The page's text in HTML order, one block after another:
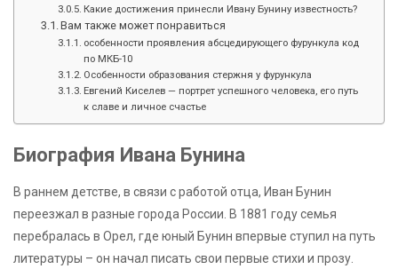
Какие достижения принесли Ивану Бунину известность?
Вам также может понравиться
особенности проявления абсцедирующего фурункула код
по МКБ-10
Особенности образования стержня у фурункула
Евгений Киселев — портрет успешного человека, его путь
к славе и личное счастье
Биография Ивана Бунина
В раннем детстве, в связи с работой отца, Иван Бунин
переезжал в разные города России. В 1881 году семья
перебралась в Орел, где юный Бунин впервые ступил на путь
литературы – он начал писать свои первые стихи и прозу.